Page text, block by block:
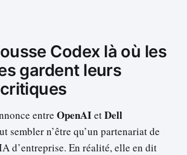
Codex là où les
gardent leurs
entre OpenAIetDell
sembler n’être qu’un partenariat de
d’entreprise. En réalité, elle en dit